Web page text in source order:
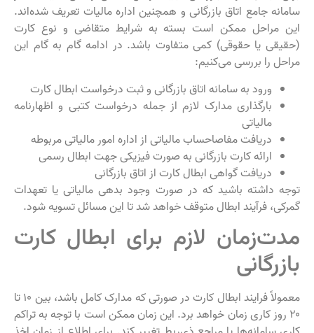
سامانه جامع اتاق بازرگانی و همچنین اداره مالیات تعریف شده‌اند.
این مراحل ممکن است بسته به شرایط متقاضی و نوع کارت
(حقیقی یا حقوقی) کمی متفاوت باشد. در ادامه گام به گام این
مراحل را بررسی می‌کنیم:
ورود به سامانه اتاق بازرگانی و ثبت درخواست ابطال کارت
بارگذاری مدارک لازم از جمله درخواست کتبی و اظهارنامه
مالیاتی
دریافت مفاصاحساب مالیاتی از اداره امور مالیاتی مربوطه
ارائه کارت بازرگانی به صورت فیزیکی جهت ابطال رسمی
دریافت گواهی ابطال کارت از اتاق بازرگانی
توجه داشته باشید که در صورت وجود بدهی مالیاتی یا تعهدات
گمرکی، فرآیند ابطال متوقف خواهد شد تا این مسائل تسویه شود.
مدت‌زمان لازم برای ابطال کارت
بازرگانی
معمولاً فرایند ابطال کارت در صورتی که مدارک کامل باشد، بین ۱۰ تا
۲۰ روز کاری زمان خواهد برد. این زمان ممکن است با توجه به تراکم